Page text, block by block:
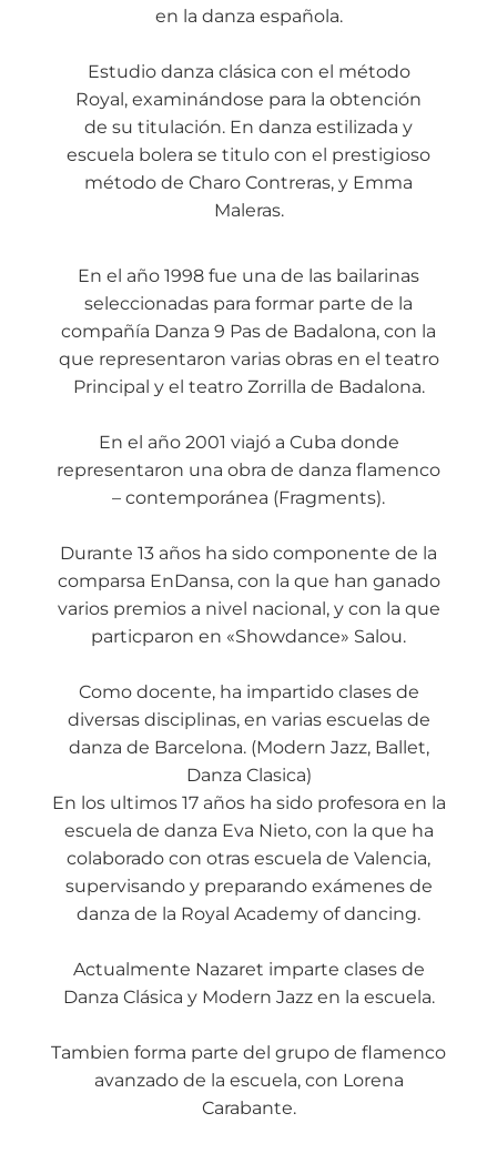
en la danza española.
Estudio danza clásica con el método
Royal, examinándose para la obtención
de su titulación. En danza estilizada y
escuela bolera se titulo con el prestigioso
método de Charo Contreras, y Emma
Maleras.
En el año 1998 fue una de las bailarinas
seleccionadas para formar parte de la
compañía Danza 9 Pas de Badalona, con la
que representaron varias obras en el teatro
Principal y el teatro Zorrilla de Badalona.
En el año 2001 viajó a Cuba donde
representaron una obra de danza flamenco
– contemporánea (Fragments).
Durante 13 años ha sido componente de la
comparsa EnDansa, con la que han ganado
varios premios a nivel nacional, y con la que
particparon en «Showdance» Salou.
Como docente, ha impartido clases de
diversas disciplinas, en varias escuelas de
danza de Barcelona. (Modern Jazz, Ballet,
Danza Clasica)
En los ultimos 17 años ha sido profesora en la
escuela de danza Eva Nieto, con la que ha
colaborado con otras escuela de Valencia,
supervisando y preparando exámenes de
danza de la Royal Academy of dancing.
Actualmente Nazaret imparte clases de
Danza Clásica y Modern Jazz en la escuela.
Tambien forma parte del grupo de flamenco
avanzado de la escuela, con Lorena
Carabante.